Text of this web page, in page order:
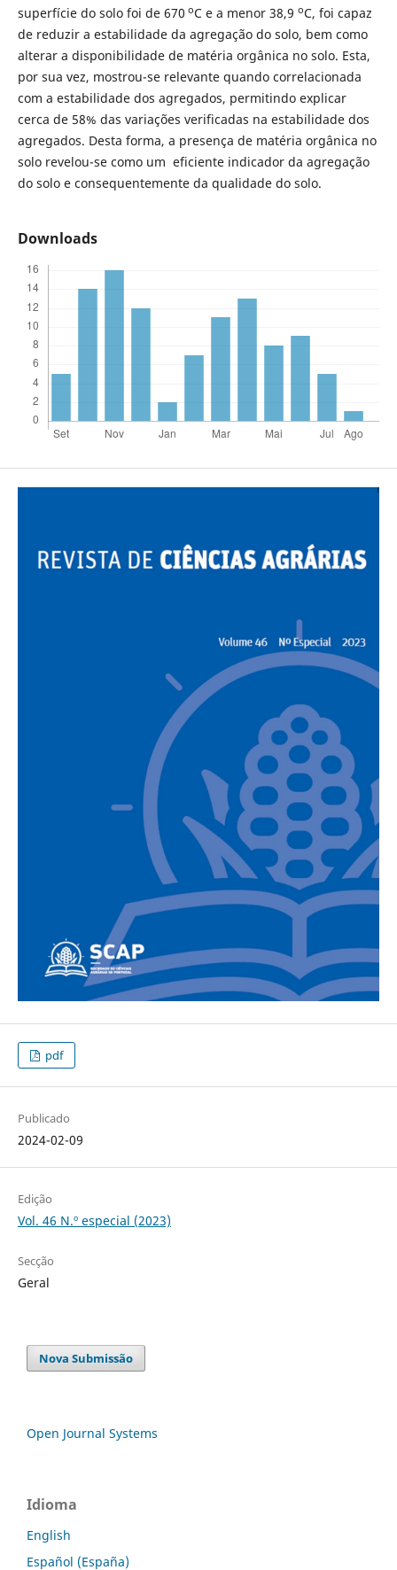
superfície do solo foi de 670 oC e a menor 38,9 oC, foi capaz
de reduzir a estabilidade da agregação do solo, bem como
alterar a disponibilidade de matéria orgânica no solo. Esta,
por sua vez, mostrou-se relevante quando correlacionada
com a estabilidade dos agregados, permitindo explicar
cerca de 58% das variações verificadas na estabilidade dos
agregados. Desta forma, a presença de matéria orgânica no
solo revelou-se como um eficiente indicador da agregação
do solo e consequentemente da qualidade do solo.
Downloads
pdf
Publicado
2024-02-09
Edição
Vol. 46 N.º especial (2023)
Secção
Geral
Nova Submissão
Open Journal Systems
Idioma
English
Español (España)